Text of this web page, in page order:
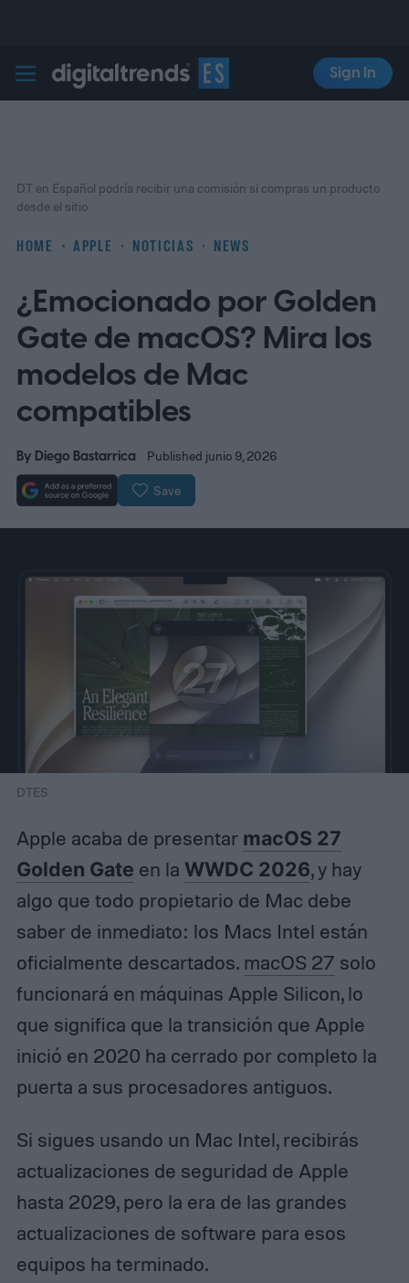
Digital Trends Español
Sign In
HOME APPLE NOTICIAS NEWS
DT en Español podría recibir una comisión si compras un producto
desde el sitio
¿Emocionado por Golden
Gate de macOS? Mira los
modelos de Mac
compatibles
By Diego Bastarrica Published junio 9, 2026
Save
DTES
Apple acaba de presentar macOS 27
Golden Gate en la WWDC 2026, y hay
algo que todo propietario de Mac debe
saber de inmediato: los Macs Intel están
oficialmente descartados. macOS 27 solo
funcionará en máquinas Apple Silicon, lo
que significa que la transición que Apple
inició en 2020 ha cerrado por completo la
puerta a sus procesadores antiguos.
Si sigues usando un Mac Intel, recibirás
actualizaciones de seguridad de Apple
hasta 2029, pero la era de las grandes
actualizaciones de software para esos
equipos ha terminado.